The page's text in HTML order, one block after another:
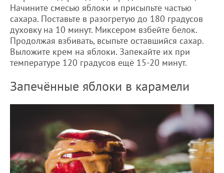
Начините смесью яблоки и присыпьте частью
сахара. Поставьте в разогретую до 180 градусов
духовку на 10 минут. Миксером взбейте белок.
Продолжая взбивать, всыпьте оставшийся сахар.
Выложите крем на яблоки. Запекайте их при
температуре 120 градусов ещё 15-20 минут.
Запечённые яблоки в карамели